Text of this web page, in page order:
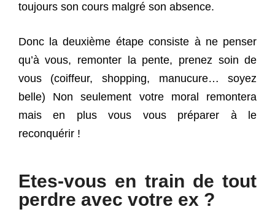
toujours son cours malgré son absence.
Donc la deuxième étape consiste à ne penser
qu’à vous, remonter la pente, prenez soin de
vous (coiffeur, shopping, manucure… soyez
belle) Non seulement votre moral remontera
mais en plus vous vous préparer à le
reconquérir !
Etes-vous en train de tout
perdre avec votre ex ?